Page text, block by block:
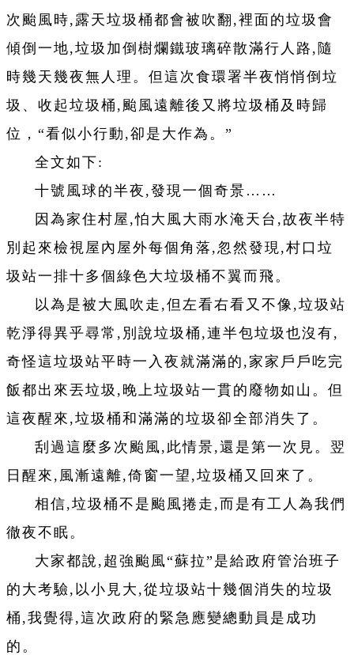
次颱風時,露天垃圾桶都會被吹翻,裡面的垃圾會
傾倒一地, 垃圾加倒樹爛鐵玻璃碎散滿行人路,隨
時幾天幾夜無人理。但這次食環署半夜悄悄倒垃
圾、收起垃圾桶,颱風遠離後又將垃圾桶及時歸
位，“看似小行動,卻是大作為。 ”
全文如下:
十號風球的半夜,發現一個奇景……
因為家住村屋,怕大風大雨水淹天台,故夜半特
別起來檢視屋內屋外每個角落,忽然發現,村口垃
圾站一排十多個綠色大垃圾桶不翼而飛。
以為是被大風吹走,但左看右看又不像,垃圾站
乾淨得異乎尋常,別說垃圾桶,連半包垃圾也沒有,
奇怪這垃圾站平時一入夜就滿滿的,家家戶戶吃完
飯都出來丟垃圾,晚上垃圾站一貫的廢物如山。但
這夜醒來,垃圾桶和滿滿的垃圾卻全部消失了。
刮過這麼多次颱風,此情景,還是第一次見。翌
日醒來,風漸遠離,倚窗一望,垃圾桶又回來了。
相信,垃圾桶不是颱風捲走,而是有工人為我們
徹夜不眠。
大家都說,超強颱風“蘇拉”是給政府管治班子
的大考驗,以小見大,從垃圾站十幾個消失的垃圾
桶,我覺得,這次政府的緊急應變總動員是成功
的。